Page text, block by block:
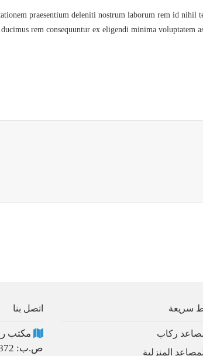
praesentium deleniti nostrum laborum rem id nihil
ducimus rem consequuntur ex eligendi minima voluptatem
سريعة
ركاب
المنزلية
اتصل بنا
مكتب رقم 201 بناء
ص.ب: 4872 ، ديرة ، دبي ،